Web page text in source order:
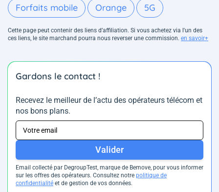
Forfaits mobile Orange 5G
Cette page peut contenir des liens d’affiliation. Si vous achetez via l'un des
ces liens, le site marchand pourra nous reverser une commission. en savoir+
Gardons le contact !
Recevez le meilleur de l’actu des opérateurs télécom et
nos bons plans.
Valider
Email collecté par DegroupTest, marque de Bemove, pour vous informer
sur les offres des opérateurs. Consultez notre politique de
confidentialité et de gestion de vos données.